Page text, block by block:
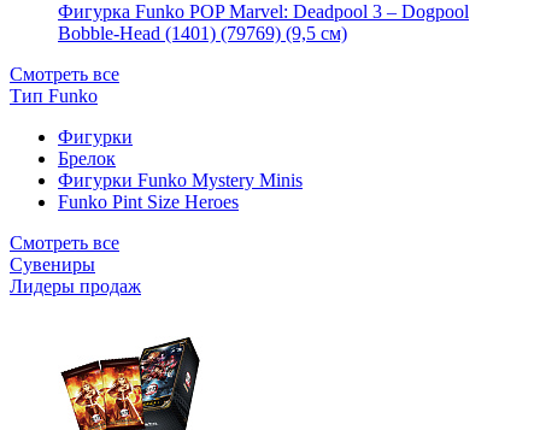
Фигурка Funko POP Marvel: Deadpool 3 – Dogpool
Bobble-Head (1401) (79769) (9,5 см)
Смотреть все
Тип Funko
Фигурки
Брелок
Фигурки Funko Mystery Minis
Funko Pint Size Heroes
Смотреть все
Сувениры
Лидеры продаж